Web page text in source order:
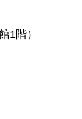
1階）